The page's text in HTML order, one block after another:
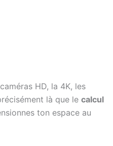
HD, la 4K, les
là que le calcul
ton espace au